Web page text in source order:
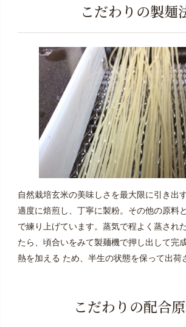
こだわりの製麺
自然栽培玄米の美味しさを最大限に引き出
適度に焙煎し、丁寧に製粉。その他の原料
で練り上げています。蒸気で程よく蒸され
たら、頃合いをみて製麺機で押し出して完
熱を加える ため、半生の状態を保って出荷
こだわりの配合